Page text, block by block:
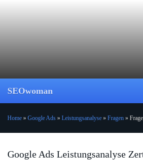
SEOwoman
Home » Google Ads » Leistungsanalyse » Fragen »
Google Ads Leistungsanalyse